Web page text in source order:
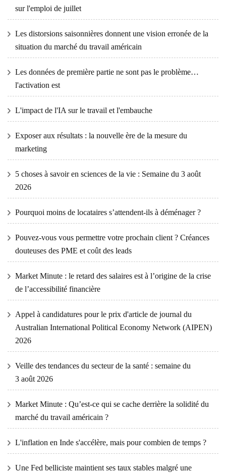
sur l'emploi de juillet
Les distorsions saisonnières donnent une vision erronée de la
situation du marché du travail américain
Les données de première partie ne sont pas le problème…
l'activation est
L'impact de l'IA sur le travail et l'embauche
Exposer aux résultats : la nouvelle ère de la mesure du
marketing
5 choses à savoir en sciences de la vie : Semaine du 3 août
2026
Pourquoi moins de locataires s’attendent-ils à déménager ?
Pouvez-vous vous permettre votre prochain client ? Créances
douteuses des PME et coût des leads
Market Minute : le retard des salaires est à l’origine de la crise
de l’accessibilité financière
Appel à candidatures pour le prix d'article de journal du
Australian International Political Economy Network (AIPEN)
2026
Veille des tendances du secteur de la santé : semaine du
3 août 2026
Market Minute : Qu’est-ce qui se cache derrière la solidité du
marché du travail américain ?
L'inflation en Inde s'accélère, mais pour combien de temps ?
Une Fed belliciste maintient ses taux stables malgré une